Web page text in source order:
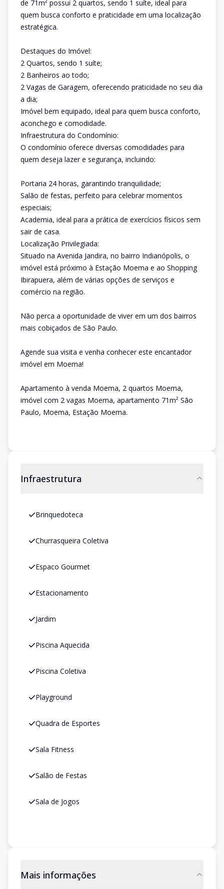
de 71m² possui 2 quartos, sendo 1 suíte, ideal para
quem busca conforto e praticidade em uma localização
estratégica.
Destaques do Imóvel:
2 Quartos, sendo 1 suíte;
2 Banheiros ao todo;
2 Vagas de Garagem, oferecendo praticidade no seu dia
a dia;
Imóvel bem equipado, ideal para quem busca conforto,
aconchego e comodidade.
Infraestrutura do Condomínio:
O condomínio oferece diversas comodidades para
quem deseja lazer e segurança, incluindo:
Portaria 24 horas, garantindo tranquilidade;
Salão de festas, perfeito para celebrar momentos
especiais;
Academia, ideal para a prática de exercícios físicos sem
sair de casa.
Localização Privilegiada:
Situado na Avenida Jandira, no bairro Indianópolis, o
imóvel está próximo à Estação Moema e ao Shopping
Ibirapuera, além de várias opções de serviços e
comércio na região.
Não perca a oportunidade de viver em um dos bairros
mais cobiçados de São Paulo.
Agende sua visita e venha conhecer este encantador
imóvel em Moema!
Apartamento à venda Moema, 2 quartos Moema,
imóvel com 2 vagas Moema, apartamento 71m² São
Paulo, Moema, Estação Moema.
Infraestrutura
Brinquedoteca
Churrasqueira Coletiva
Espaco Gourmet
Estacionamento
Jardim
Piscina Aquecida
Piscina Coletiva
Playground
Quadra de Esportes
Sala Fitness
Salão de Festas
Sala de Jogos
Mais informações